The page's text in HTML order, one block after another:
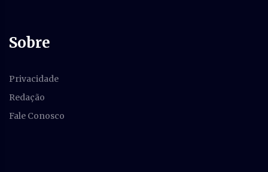
Sobre
Privacidade
Redação
Fale Conosco